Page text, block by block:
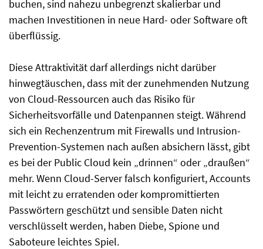
buchen, sind nahezu unbegrenzt skalierbar und
machen Investitionen in neue Hard- oder Software oft
überflüssig.
Diese Attraktivität darf allerdings nicht darüber
hinwegtäuschen, dass mit der zunehmenden Nutzung
von Cloud-Ressourcen auch das Risiko für
Sicherheitsvorfälle und Datenpannen steigt. Während
sich ein Rechenzentrum mit Firewalls und Intrusion-
Prevention-Systemen nach außen absichern lässt, gibt
es bei der Public Cloud kein „drinnen“ oder „draußen“
mehr. Wenn Cloud-Server falsch konfiguriert, Accounts
mit leicht zu erratenden oder kompromittierten
Passwörtern geschützt und sensible Daten nicht
verschlüsselt werden, haben Diebe, Spione und
Saboteure leichtes Spiel.